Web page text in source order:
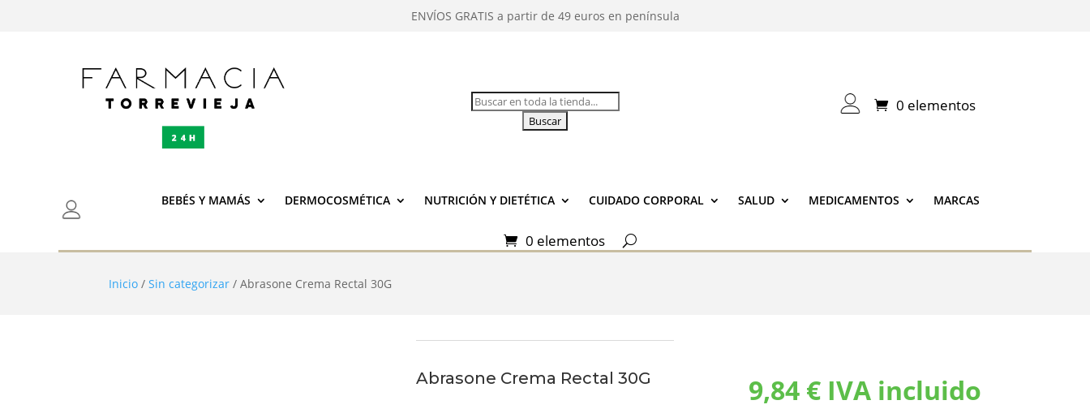
ENVÍOS GRATIS a partir de 49 euros en península
Buscar: 0 elementos
BEBÉS Y MAMÁS DERMOCOSMÉTICA NUTRICIÓN Y DIETÉTICA CUIDADO CORPORAL SALUD MEDICAMENTOS MARCAS
0 elementos
Inicio /Sin categorizar / Abrasone Crema Rectal 30G
Abrasone Crema Rectal 30G 9,84 € IVA incluido